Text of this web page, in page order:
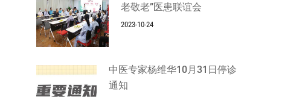
老敬老”医患联谊会
2023-10-24
中医专家杨维华10月31日停诊
通知